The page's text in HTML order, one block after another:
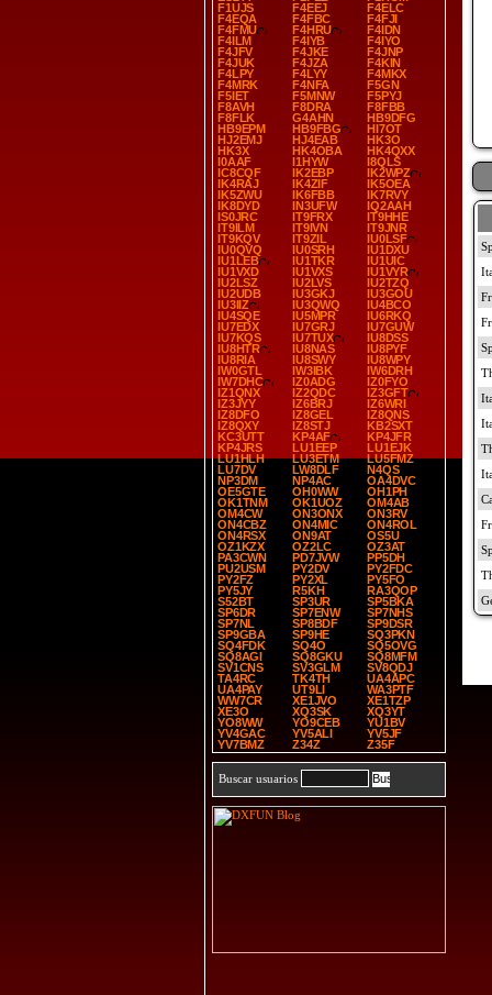
F1UJS
F4EEJ
F4ELC
F4EQA
F4FBC
F4FJI
F4FMU
F4HRU
F4IDN
F4ILM
F4IYB
F4IYO
F4JFV
F4JKE
F4JNP
F4JUK
F4JZA
F4KIN
F4LPY
F4LYY
F4MKX
F4MRK
F4NFA
F5GN
F5IET
F5MNW
F5PYJ
F8AVH
F8DRA
F8FBB
F8FLK
G4AHN
HB9DFG
HB9EPM
HB9FBG
HI7OT
HJ2EMJ
HJ4EAB
HK3O
HK3X
HK4OBA
HK4QXX
I0AAF
I1HYW
I8QLS
IC8CQF
IK2EBP
IK2WPZ
IK4RAJ
IK4ZIF
IK5OEA
IK5ZWU
IK6FBB
IK7RVY
IK8DYD
IN3UFW
IQ2AAH
IS0JRC
IT9FRX
IT9HHE
IT9ILM
IT9IVN
IT9JNR
IT9KQV
IT9ZIL
IU0LSF
IU0QVQ
IU0SRH
IU1DXU
IU1LEB
IU1TKR
IU1UIC
IU1VXD
IU1VXS
IU1VYR
IU2LSZ
IU2LVS
IU2TZQ
IU2UDB
IU3GKJ
IU3GOU
IU3IIZ
IU3QWQ
IU4BCO
IU4SQE
IU5MPR
IU6RKQ
IU7EDX
IU7GRJ
IU7GUW
IU7KQS
IU7TUX
IU8DSS
IU8HTR
IU8NAS
IU8PYF
IU8RIA
IU8SWY
IU8WPY
IW0GTL
IW3IBK
IW6DRH
IW7DHC
IZ0ADG
IZ0FYO
IZ1QNX
IZ2QDC
IZ3GFT
IZ3JYY
IZ6BRJ
IZ6WRI
IZ8DFO
IZ8GEL
IZ8QNS
IZ8QXY
IZ8STJ
KB2SXT
KC3UTT
KP4AF
KP4JFR
KP4JRS
LU1EEP
LU1EJK
LU1HLH
LU3ETM
LU5FMZ
LU7DV
LW8DLF
N4QS
NP3DM
NP4AC
OA4DVC
OE5GTE
OH0WW
OH1PH
OK1TNM
OK1UOZ
OM4AB
OM4CW
ON3ONX
ON3RV
ON4CBZ
ON4MIC
ON4ROL
ON4RSX
ON9AT
OS5U
OZ1KZX
OZ2LC
OZ3AT
PA3CWN
PD7JVW
PP5DH
PU2USM
PY2DV
PY2FDC
PY2FZ
PY2XL
PY5FO
PY5JY
R5KH
RA3QOP
S52BT
SP3UR
SP5BKA
SP6DR
SP7ENW
SP7NHS
SP7NL
SP8BDF
SP9DSR
SP9GBA
SP9HE
SQ3PKN
SQ4FDK
SQ4O
SQ5OVG
SQ8AGI
SQ8GKU
SQ8MFM
SV1CNS
SV3GLM
SV8QDJ
TA4RC
TK4TH
UA4APC
UA4PAY
UT9LI
WA3PTF
WW7CR
XE1JVO
XE1TZP
XE3O
XQ3SK
XQ3YT
YO8WW
YO9CEB
YU1BV
YV4GAC
YV5ALI
YV5JF
YV7BMZ
Z34Z Z35F
Buscar usuarios